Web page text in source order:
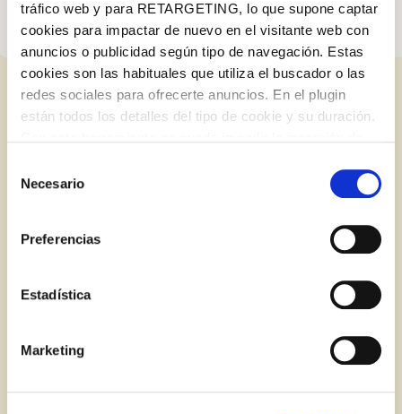
tráfico web y para RETARGETING, lo que supone captar
cookies para impactar de nuevo en el visitante web con
anuncios o publicidad según tipo de navegación. Estas
cookies son las habituales que utiliza el buscador o las
redes sociales para ofrecerte anuncios. En el plugin
están todos los detalles del tipo de cookie y su duración.
la web aparece cómo evitar las cookies en el navegador.
Si se desea ver otra vez esta notificación navegar en
privado y aparecerá de nuevo. Le informamos que aún
no habiendo aceptado las cookies de analytics, Google
identifican de ninguna forma.
Necesario
Preferencias
Estadística
Marketing
ENTRADES RELACIONADES
BLOG
Iniciar sessió amb Google